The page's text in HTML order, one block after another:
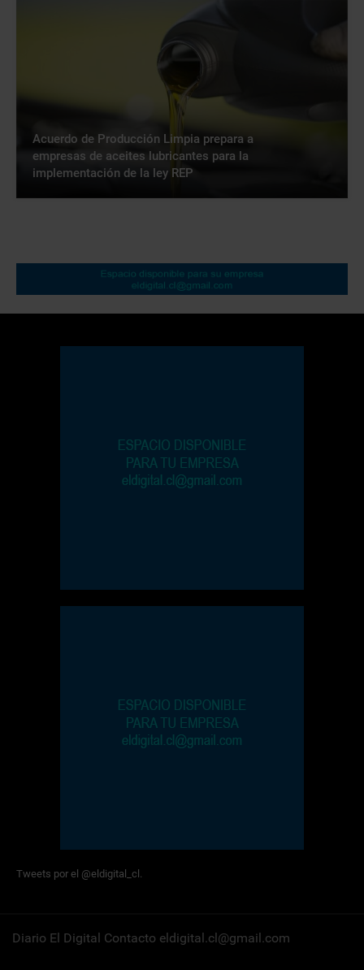
Acuerdo de Producción Limpia prepara a
empresas de aceites lubricantes para la
implementación de la ley REP
Tweets por el @eldigital_cl.
Diario El Digital Contacto eldigital.cl@gmail.com